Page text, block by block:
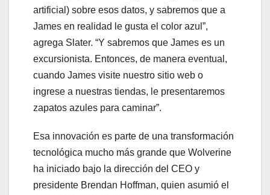
artificial) sobre esos datos, y sabremos que a
James en realidad le gusta el color azul”,
agrega Slater. “Y sabremos que James es un
excursionista. Entonces, de manera eventual,
cuando James visite nuestro sitio web o
ingrese a nuestras tiendas, le presentaremos
zapatos azules para caminar”.
Esa innovación es parte de una transformación
tecnológica mucho más grande que Wolverine
ha iniciado bajo la dirección del CEO y
presidente Brendan Hoffman, quien asumió el